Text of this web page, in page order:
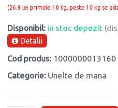
(26.9 lei primele 10 kg, peste 10 kg se
Disponibil: in stoc depozit
Detalii
Cod produs: 1000000013160
Categorie: Unelte de mana